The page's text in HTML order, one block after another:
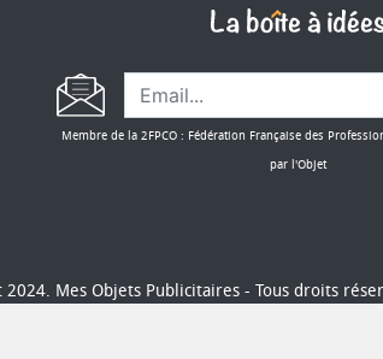
Membre de la 2FPCO : Fédération Française des
par l'Objet
2024. Mes Objets Publicitaires - Tous droits